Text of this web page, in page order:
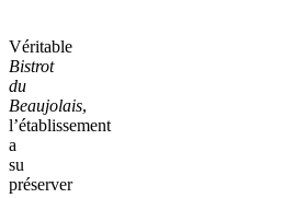
Véritable
Bistrot
du
Beaujolais,
l’établissement
a
su
préserver